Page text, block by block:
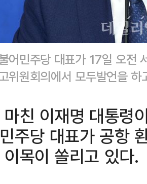
어민주당 대표가 17일 오전
위원회의에서 모두발언을
친 이재명 대통령
주당 대표가 공항
목이 쏠리고 있다.